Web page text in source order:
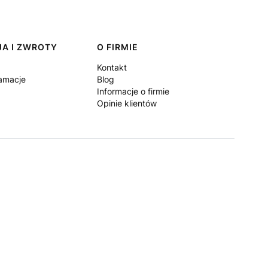
I ZWROTY
O FIRMIE
Kontakt
Blog
Informacje o firmie
Opinie klientów